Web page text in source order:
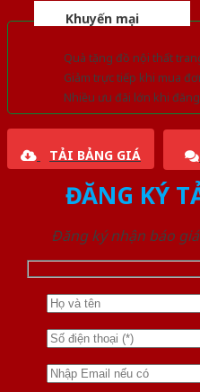
Khuyến mại
Quà tặng đồ nội thất
Giảm trực tiếp khi mua
Nhiều ưu đãi lớn khi
TẢI BẢNG GIÁ
ĐĂNG KÝ
Đăng ký nhận báo